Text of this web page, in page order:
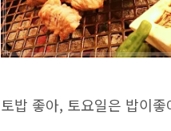
토밥 좋아, 토요일은 밥이